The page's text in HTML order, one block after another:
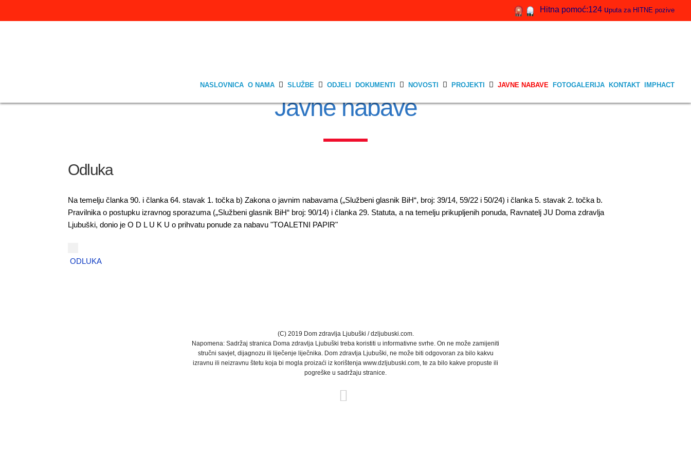
Hitna pomoć:124 uputa za HITNE pozive
NASLOVNICA O NAMA SLUŽBE ODJELI DOKUMENTI NOVOSTI PROJEKTI JAVNE NABAVE FOTOGALERIJA KONTAKT IMPHACT
Javne nabave
Odluka
Na temelju članka 90. i članka 64. stavak 1. točka b) Zakona o javnim nabavama („Službeni glasnik BiH“, broj: 39/14, 59/22 i 50/24) i članka 5. stavak 2. točka b.
Pravilnika o postupku izravnog sporazuma („Službeni glasnik BiH“ broj: 90/14) i članka 29. Statuta, a na temelju prikupljenih ponuda, Ravnatelj JU Doma zdravlja
Ljubuški, donio je O D L U K U o prihvatu ponude za nabavu "TOALETNI PAPIR"
ODLUKA
(C) 2019 Dom zdravlja Ljubuški / dzljubuski.com.
Napomena: Sadržaj stranica Doma zdravlja Ljubuški treba koristiti u informativne svrhe. On ne može zamijeniti
stručni savjet, dijagnozu ili liječenje liječnika. Dom zdravlja Ljubuški, ne može biti odgovoran za bilo kakvu
izravnu ili neizravnu štetu koja bi mogla proizaći iz korištenja www.dzljubuski.com, te za bilo kakve propuste ili
pogreške u sadržaju stranice.